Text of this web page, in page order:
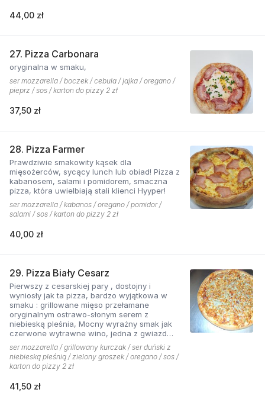
44,00 zł
27. Pizza Carbonara
oryginalna w smaku,
ser mozzarella / boczek / cebula / jajka / oregano /
pieprz / sos / karton do pizzy 2 zł
37,50 zł
28. Pizza Farmer
Prawdziwie smakowity kąsek dla
mięsożerców, sycący lunch lub obiad! Pizza z
kabanosem, salami i pomidorem, smaczna
pizza, która uwielbiają stali klienci Hyyper!
ser mozzarella / kabanos / oregano / pomidor /
salami / sos / karton do pizzy 2 zł
40,00 zł
29. Pizza Biały Cesarz
Pierwszy z cesarskiej pary , dostojny i
wyniosły jak ta pizza, bardzo wyjątkowa w
smaku : grillowane mięso przełamane
oryginalnym ostrawo-słonym serem z
niebieską pleśnia, Mocny wyraźny smak jak
czerwone wytrawne wino, jedna z gwiazd
kolekcji pizzerii Hyyper.
ser mozzarella / grillowany kurczak / ser duński z
niebieską pleśnią / zielony groszek / oregano / sos /
karton do pizzy 2 zł
41,50 zł